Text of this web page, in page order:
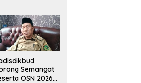
Semangat
OSN 2026